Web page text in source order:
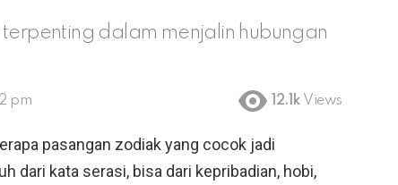
dalam menjalin hubungan
pm 12.1k Views
pasangan zodiak yang cocok jadi
dari kata serasi, bisa dari kepribadian, hobi,